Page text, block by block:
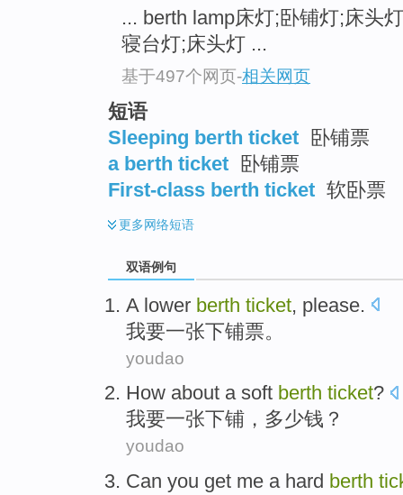
... berth lamp床灯;卧铺灯;床头
寝台灯;床头灯 ...
基于497个网页-相关网页
短语
Sleeping berth ticket
卧铺票
a berth ticket
卧铺票
First-class berth ticket 软卧票
更多网络短语
双语例句
A lower berth ticket, please.
我要一张下铺票。
youdao
How about a soft berth ticket?
我要一张下铺 ，多少钱？
youdao
Can you get me a hard berth